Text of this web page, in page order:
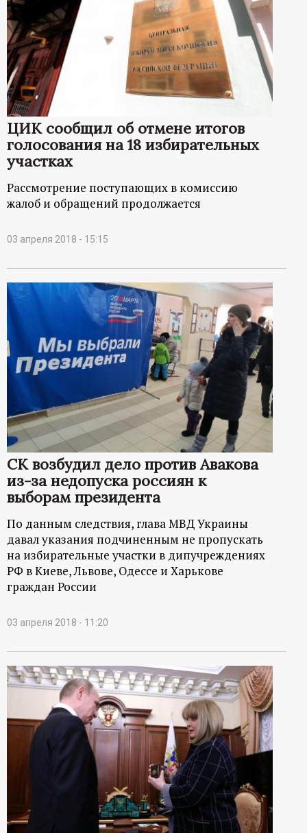
ЦИК сообщил об отмене итогов
голосования на 18 избирательных
участках
Рассмотрение поступающих в комиссию
жалоб и обращений продолжается
03 апреля 2018 - 15:15
СК возбудил дело против Авакова
из-за недопуска россиян к
выборам президента
По данным следствия, глава МВД Украины
давал указания подчиненным не пропускать
на избирательные участки в дипучреждениях
РФ в Киеве, Львове, Одессе и Харькове
граждан России
03 апреля 2018 - 11:20